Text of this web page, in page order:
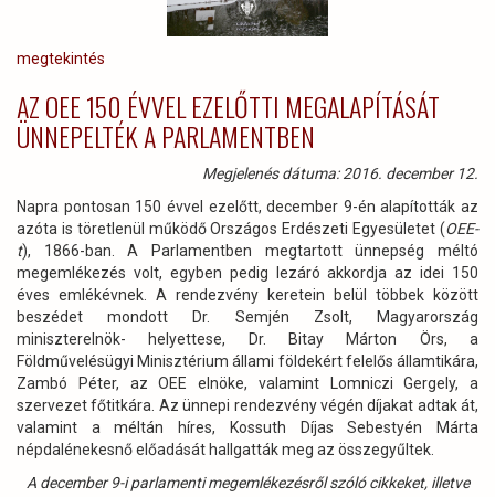
megtekintés
AZ OEE 150 ÉVVEL EZELŐTTI MEGALAPÍTÁSÁT
ÜNNEPELTÉK A PARLAMENTBEN
Megjelenés dátuma: 2016. december 12.
Napra pontosan 150 évvel ezelőtt, december 9-én alapították az
azóta is töretlenül működő Országos Erdészeti Egyesületet (OEE-
t), 1866-ban. A Parlamentben megtartott ünnepség méltó
megemlékezés volt, egyben pedig lezáró akkordja az idei 150
éves emlékévnek. A rendezvény keretein belül többek között
beszédet mondott Dr. Semjén Zsolt, Magyarország
miniszterelnök- helyettese, Dr. Bitay Márton Örs, a
Földművelésügyi Minisztérium állami földekért felelős államtikára,
Zambó Péter, az OEE elnöke, valamint Lomniczi Gergely, a
szervezet főtitkára. Az ünnepi rendezvény végén díjakat adtak át,
valamint a méltán híres, Kossuth Díjas Sebestyén Márta
népdalénekesnő előadását hallgatták meg az összegyűltek.
A december 9-i parlamenti megemlékezésről szóló cikkeket, illetve